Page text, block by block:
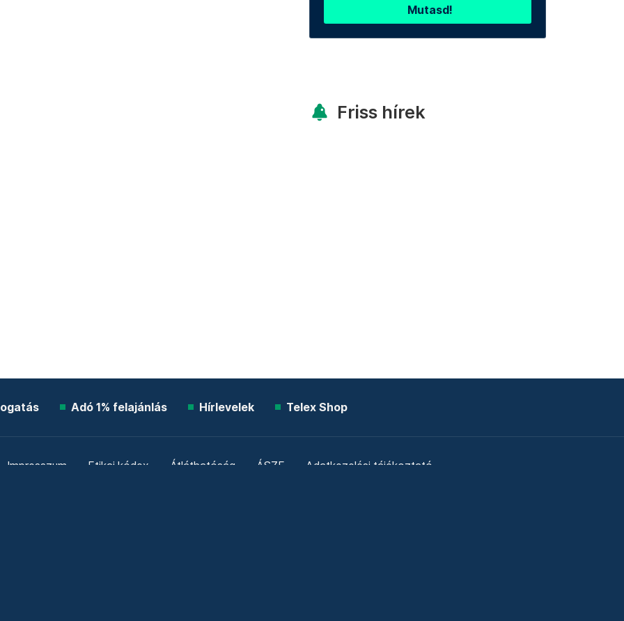
Mutasd!
Friss hírek
Adó 1% felajánlás Hírlevelek Telex Shop
Impresszum Etikai kódex Átláthatóság ÁSZF Adatkezelési tájékoztató